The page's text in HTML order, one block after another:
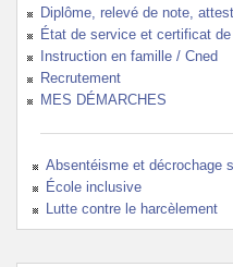
Diplôme, relevé de note,
État de service et certificat
Instruction en famille / Cned
Recrutement
MES DÉMARCHES
Absentéisme et décrochage
École inclusive
Lutte contre le harcèlement